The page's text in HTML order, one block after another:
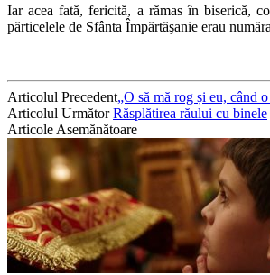
Iar acea fată, fericită, a rămas în biserică,
părticelele de Sfânta Împărtăşanie erau
Articolul Precedent„O să mă rog și eu, când
Articolul UrmătorRăsplătirea răului cu binele
Articole Asemănătoare